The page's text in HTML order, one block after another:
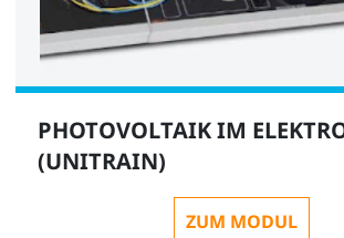
PHOTOVOLTAIK IM
(UNITRAIN)
ZUM MODUL